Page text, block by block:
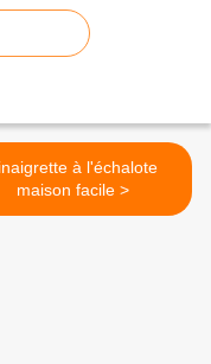
à l'échalote
maison facile >